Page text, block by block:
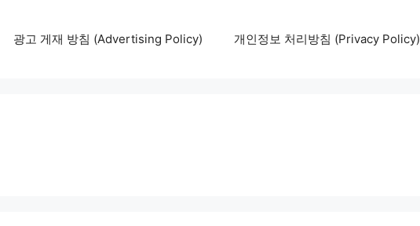
광고 게재 방침 (Advertising Policy) 개인정보 처리방침 (Privacy Policy)